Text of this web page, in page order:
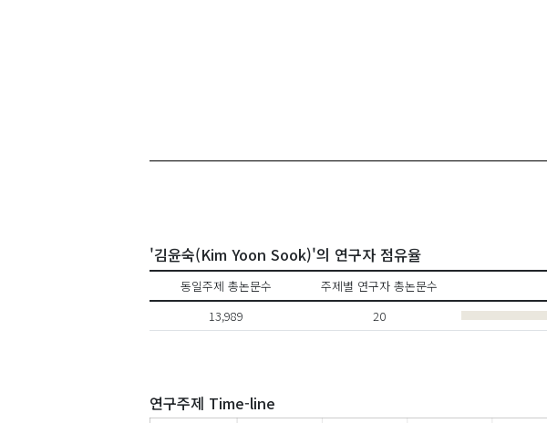
'김윤숙(Kim Yoon Sook)'의 연구자 점유율
동일주제 총논문수 주제별 연구자 총논문수
13,989
20
연구주제 Time-line